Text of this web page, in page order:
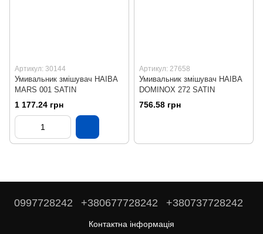
Артикул: 30144
Умивальник змішувач HAIBA
MARS 001 SATIN
1 177.24 грн
Артикул: 27658
Умивальник змішувач HAIBA
DOMINOX 272 SATIN
756.58 грн
0997728242 +380677728242 +380737728242
Контактна інформація